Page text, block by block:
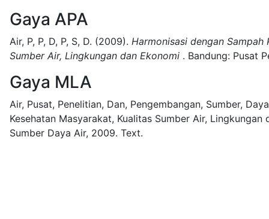
Gaya APA
Air, P, P, D, P, S, D. (2009). Harmonisasi dengan Sampah
Sumber Air, Lingkungan dan Ekonomi . Bandung: Pusat
Gaya MLA
Air, Pusat, Penelitian, Dan, Pengembangan, Sumber,
Kesehatan Masyarakat, Kualitas Sumber Air, Lingkungan
Sumber Daya Air, 2009. Text.